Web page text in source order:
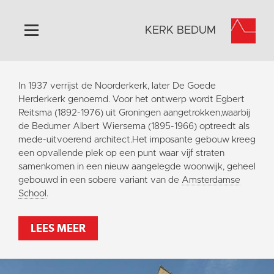
Home
Algemeen
Historie
Omgeving
Activiteiten
Steun ons
Contact
Vaktaal
KERK BEDUM
In 1937 verrijst de Noorderkerk, later De Goede
Herderkerk genoemd. Voor het ontwerp wordt Egbert
Reitsma (1892-1976) uit Groningen aangetrokken,waarbij
de Bedumer Albert Wiersema (1895-1966) optreedt als
mede-uitvoerend architect.Het imposante gebouw kreeg
een opvallende plek op een punt waar vijf straten
samenkomen in een nieuw aangelegde woonwijk, geheel
gebouwd in een sobere variant van de Amsterdamse
School .
LEES MEER